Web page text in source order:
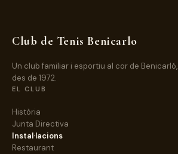
Club de Tenis Benicarlo
Un club familiar i esportiu al cor de Benicarló,
des de 1972.
EL CLUB
Història
Junta Directiva
Instal·lacions
Restaurant